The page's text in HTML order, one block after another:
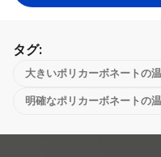
タグ:
大きいポリカーボネートの
明確なポリカーボネートの